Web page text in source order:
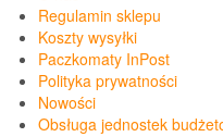
Regulamin sklepu
Koszty wysyłki
Paczkomaty InPost
Polityka prywatności
Nowości
Obsługa jednostek